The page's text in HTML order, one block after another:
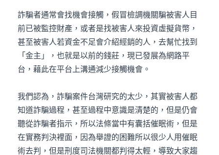
詐騙者通常會找機會接觸，假冒檢調機關騙被害人目
前已被監控財產，或者是找被害人來投資虛擬貨幣，
甚至被害人若資金不足會介紹經銷的人，去幫忙找到
「金主」，也就是以前的錢莊，現已發展為網路平
台，藉此在平台上溝通減少接觸機會。
我們認為，詐騙案件台灣研究的太少，其實被害人都
知道詐騙過程，甚至過程中意識是清楚的，但是仍會
聽從詐騙者指示，所以法條當中有囊括催眠術，但是
在實務判決裡面，因為舉證的困難所以很少人用催眠
術去判，但是刑度司法機關都判得太輕，導致大家趨